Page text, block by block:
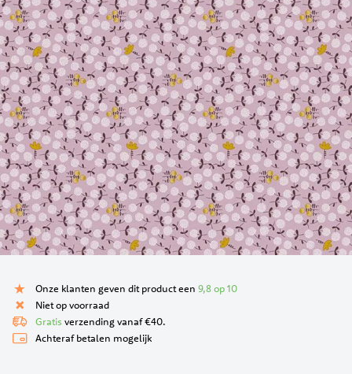
afbeeldingen-
gallerij
het
begin
van
de
Onze klanten geven dit product een 9,8 op 10
Niet op voorraad
Gratis verzending vanaf €40.
Achteraf betalen mogelijk